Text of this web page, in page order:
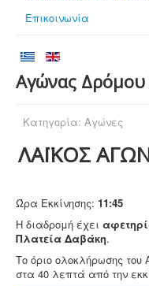
Επικοινωνία
Αγώνας Δρόμου
Κατηγορία: Αγώνες
ΛΑΪΚΟΣ
Ώρα Εκκίνησης: 11:45
Η διαδρομή έχει
Πλατεία Δαβάκη.
Το όριο ολοκλήρωσης
στα 40 λεπτά από την